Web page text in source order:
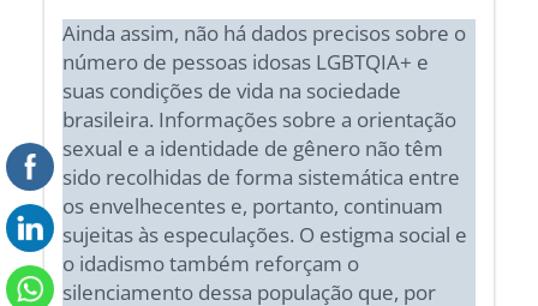
Ainda assim, não há dados precisos sobre o
número de pessoas idosas LGBTQIA+ e
suas condições de vida na sociedade
brasileira. Informações sobre a orientação
sexual e a identidade de gênero não têm
sido recolhidas de forma sistemática entre
os envelhecentes e, portanto, continuam
sujeitas às especulações. O estigma social e
o idadismo também reforçam o
silenciamento dessa população que, por